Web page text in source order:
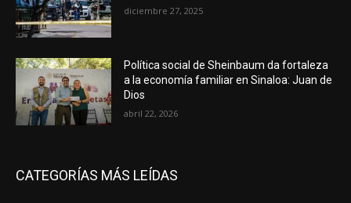
diciembre 27, 2025
Política social de Sheinbaum da fortaleza
a la economía familiar en Sinaloa: Juan de
Dios
abril 22, 2026
CATEGORÍAS MÁS LEÍDAS